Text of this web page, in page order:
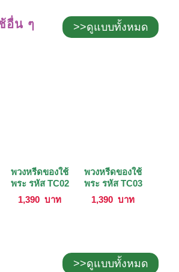
อื่น ๆ >>ดูแบบทั้งหมด
พวงหรีดของใช้
พระ รหัส TC02
1,390 บาท
พวงหรีดของใช้
พระ รหัส TC03
1,390 บาท
>>ดูแบบทั้งหมด